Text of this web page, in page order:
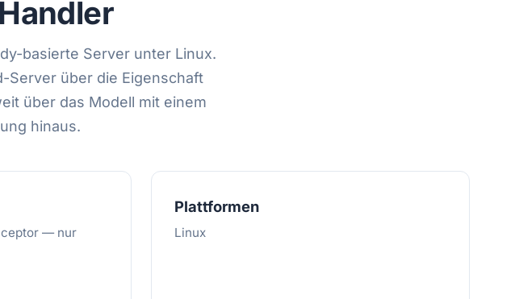
basierte Server unter Linux.
Server über die Eigenschaft
über das Modell mit einem
hinaus.
— nur
Plattformen
Linux